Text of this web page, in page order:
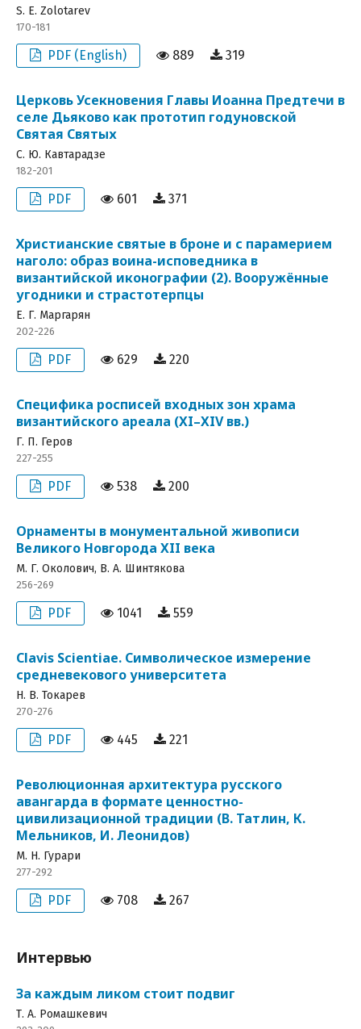
S. E. Zolotarev
170-181
PDF (English) 889 319
Церковь Усекновения Главы Иоанна Предтечи в
селе Дьяково как прототип годуновской
Святая Святых
C. Ю. Кавтарадзе
182-201
PDF 601 371
Христианские святые в броне и с парамерием
наголо: образ воина-исповедника в
византийской иконографии (2). Вооружённые
угодники и страстотерпцы
Е. Г. Маргарян
202-226
PDF 629 220
Специфика росписей входных зон храма
византийского ареала (XI–XIV вв.)
Г. П. Геров
227-255
PDF 538 200
Орнаменты в монументальной живописи
Великого Новгорода XII века
М. Г. Околович, В. А. Шинтякова
256-269
PDF 1041 559
Clavis Scientiae. Символическое измерение
средневекового университета
Н. В. Токарев
270-276
PDF 445 221
Революционная архитектура русского
авангарда в формате ценностно-
цивилизационной традиции (В. Татлин, К.
Мельников, И. Леонидов)
М. Н. Гурари
277-292
PDF 708 267
Интервью
За каждым ликом стоит подвиг
Т. А. Ромашкевич